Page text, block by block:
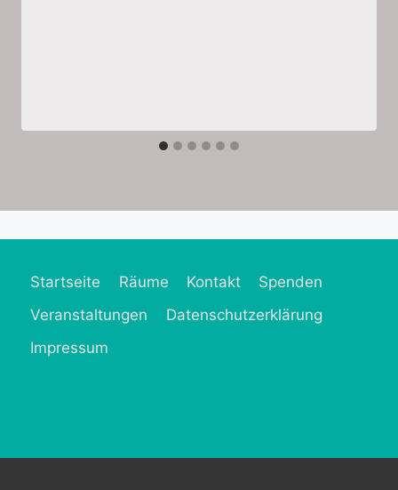
Startseite Räume Kontakt
Spenden
Veranstaltungen
Datenschutzerklärung
Impressum